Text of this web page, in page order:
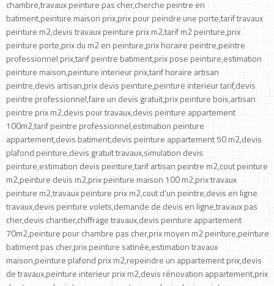
chambre,travaux peinture pas cher,cherche peintre en
batiment,peinture maison prix,prix pour peindre une porte,tarif travaux
peinture m2,devis travaux peinture prix m2,tarif m2 peinture,prix
peinture porte,prix du m2 en peinture,prix horaire peintre,peintre
professionnel prix,tarif peintre batiment,prix pose peinture,estimation
peinture maison,peinture interieur prix,tarif horaire artisan
peintre,devis artisan,prix devis peinture,peinture interieur tarif,devis
peintre professionnel,faire un devis gratuit,prix peinture bois,artisan
peintre prix m2,devis pour travaux,devis peinture appartement
100m2,tarif peintre professionnel,estimation peinture
appartement,devis batiment,devis peinture appartement 50 m2,devis
plafond peinture,devis gratuit travaux,simulation devis
peinture,estimation devis peinture,tarif artisan peintre m2,cout peinture
m2,peinture devis m2,prix peinture maison 100 m2,prix travaux
peinture m2,travaux peinture prix m2,cout d’un peintre,devis en ligne
travaux,devis peinture volets,demande de devis en ligne,travaux pas
cher,devis chantier,chiffrage travaux,devis peinture appartement
70m2,peinture pour chambre pas cher,prix moyen m2 peinture,peinture
batiment pas cher,prix peinture satinée,estimation travaux
maison,peinture plafond prix m2,repeindre un appartement prix,devis
de travaux,peinture interieur prix m2,devis rénovation appartement,prix